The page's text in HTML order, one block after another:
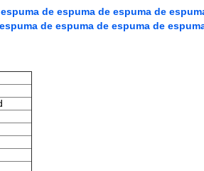
de espuma de espuma de
de espuma de espuma de